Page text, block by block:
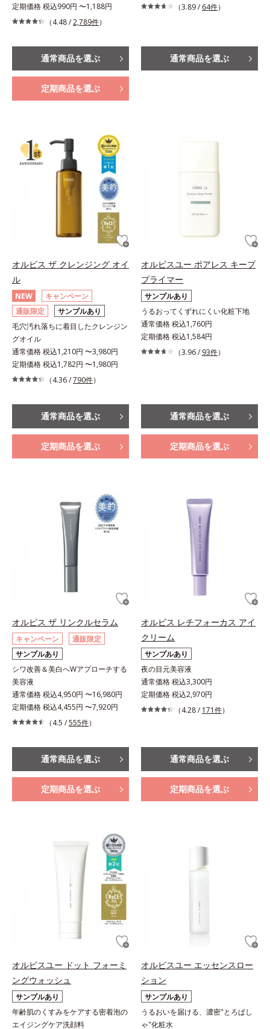
定期価格 税込990円 〜1,188円
（4.48 /2,789件）
通常商品を選ぶ
定期商品を選ぶ
（3.89 / 64件）
通常商品を選ぶ
オルビス ザ クレンジング オイ
ル
NEW
キャンペーン
通販限定
サンプルあり
毛穴汚れ落ちに着目したクレンジン
グオイル
通常価格 税込1,210円 〜3,980円
定期価格 税込1,782円 〜1,980円
（4.36 /790件）
通常商品を選ぶ
定期商品を選ぶ
オルビスユー ポアレス キープ
プライマー
サンプルあり
うるおってくずれにくい化粧下地
通常価格 税込1,760円
定期価格 税込1,584円
（3.96 / 93件）
通常商品を選ぶ
定期商品を選ぶ
オルビス ザ リンクルセラム
キャンペーン
通販限定
サンプルあり
シワ改善＆美白へWアプローチする
美容液
通常価格 税込4,950円 〜16,980円
定期価格 税込4,455円 〜7,920円
（4.5 /555件）
通常商品を選ぶ
定期商品を選ぶ
オルビス レチフォーカス アイ
クリーム
サンプルあり
夜の目元美容液
通常価格 税込3,300円
定期価格 税込2,970円
（4.28 / 171件）
通常商品を選ぶ
定期商品を選ぶ
オルビスユー ドット フォーミ
ングウォッシュ
サンプルあり
年齢肌のくすみをケアする密着泡の
エイジングケア洗顔料
オルビスユー エッセンスロー
ション
サンプルあり
うるおいを届ける、濃密"とろぱし
ゃ"化粧水